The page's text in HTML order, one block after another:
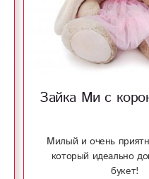
Зайка Ми с
Милый и очень
который идеально
букет!